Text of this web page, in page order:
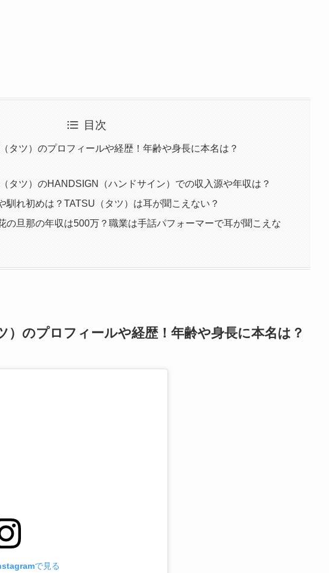
目次
タツ）のプロフィールや経歴！年齢や身長に本名は？
タツ）のHANDSIGN（ハンドサイン）での収入源や年収は？
馴れ初めは？TATSU（タツ）は耳が聞こえない？
の旦那の年収は500万？職業は手話パフォーマーで耳が聞こえな
）のプロフィールや経歴！年齢や身長に本名は？
で見る